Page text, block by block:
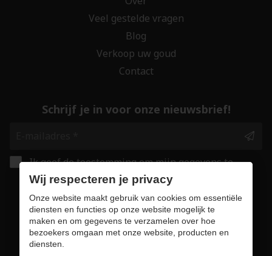
Veel gestelde vragen
Blog
Verkoop uw goud
Contact
Schrijf je in voor onze nieuwsbrief!
Ik geef de toestemming om mijn gegevens te
bewaren en verwerken zoals aangegeven in
onze
privacy statement. *
Veilig online winkelen
Wij respecteren je privacy
Onze website maakt gebruik van cookies om essentiële
diensten en functies op onze website mogelijk te
maken en om gegevens te verzamelen over hoe
bezoekers omgaan met onze website, producten en
diensten.